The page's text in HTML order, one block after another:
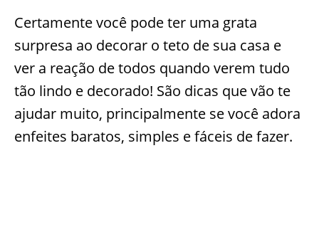
Certamente você pode ter uma grata
surpresa ao decorar o teto de sua casa e
ver a reação de todos quando verem tudo
tão lindo e decorado! São dicas que vão te
ajudar muito, principalmente se você adora
enfeites baratos, simples e fáceis de fazer.